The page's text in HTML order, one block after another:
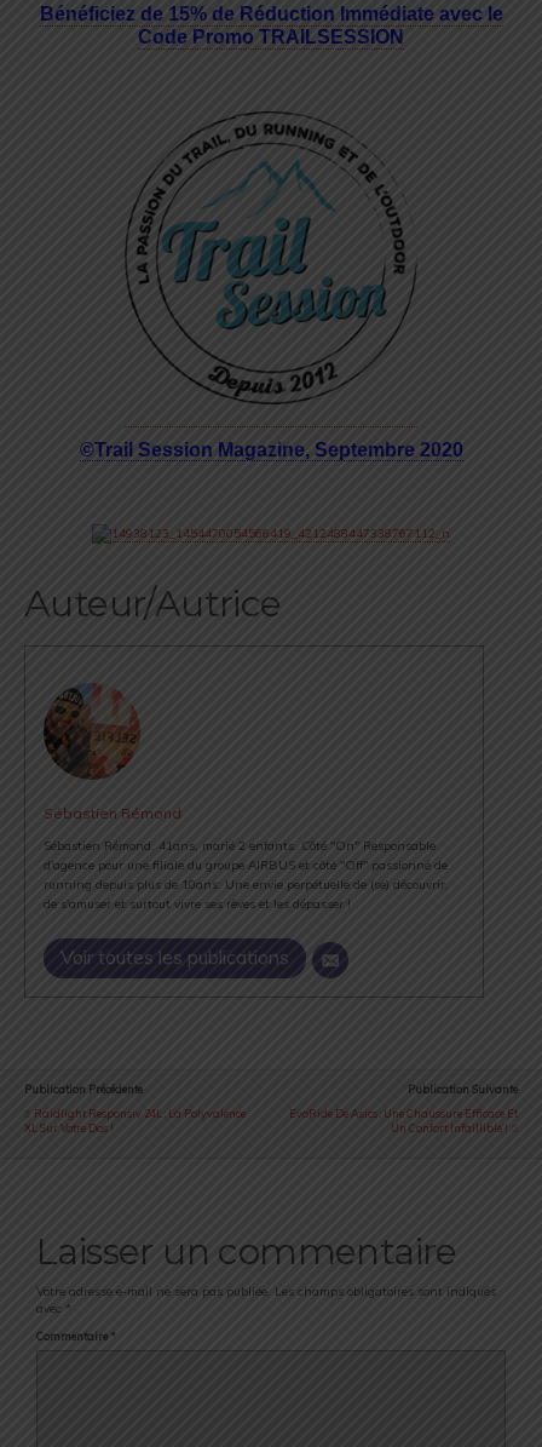
Bénéficiez de 15% de Réduction Immédiate avec le
Code Promo TRAILSESSION
©Trail Session Magazine, Septembre 2020
Auteur/Autrice
Sébastien Rémond
Sébastien Rémond, 41ans, marié 2 enfants. Côté "On" Responsable
d'agence pour une filiale du groupe AIRBUS et côté "Off" passionné de
running depuis plus de 10ans. Une envie perpétuelle de (se) découvrir,
de s'amuser et surtout vivre ses rêves et les dépasser !
Voir toutes les publications
Publication Précédente
Raidlight Responsiv 24L : La Polyvalence
XL Sur Votre Dos !
Publication Suivante
EvoRide De Asics : Une Chaussure Efficace Et
Un Confort Infaillible !
Laisser un commentaire
Votre adresse e-mail ne sera pas publiée. Les champs obligatoires sont indiqués
avec *
Commentaire *